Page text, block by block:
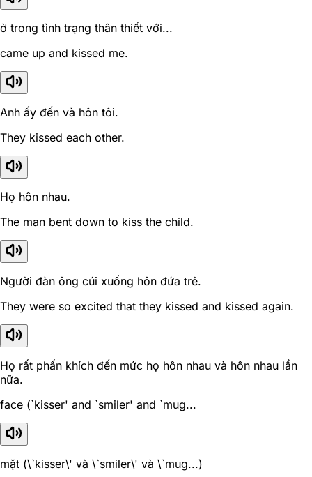
ở trong tình trạng thân thiết với...
came up and kissed me.
Anh ấy đến và hôn tôi.
They kissed each other.
Họ hôn nhau.
The man bent down to kiss the child.
Người đàn ông cúi xuống hôn đứa trẻ.
They were so excited that they kissed and kissed again.
Họ rất phấn khích đến mức họ hôn nhau và hôn nhau lần
nữa.
face (`kisser' and `smiler' and `mug...
mặt (\`kisser\' và \`smiler\' và \`mug...)